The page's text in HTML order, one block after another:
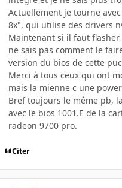
Actuellement je tourne
8x", qui utilise des drivers
Maintenant si il faut
ne sais pas comment le
version du bios de cette
Merci à tous ceux qui ont
mais la mienne c une
Bref toujours le même pb,
avec le bios 1001.E de la
radeon 9700 pro.
Citer